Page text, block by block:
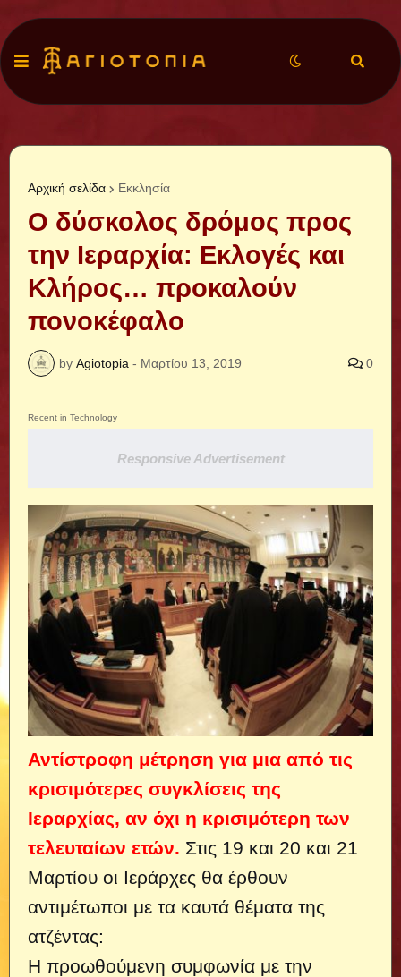
Αρχική σελίδα Εκκλησία
Ο δύσκολος δρόμος προς
την Ιεραρχία: Εκλογές και
Κλήρος… προκαλούν
πονοκέφαλο
by Agiotopia - Μαρτίου 13, 2019 0
Recent in Technology
Responsive Advertisement
Αντίστροφη μέτρηση για μια από τις
κρισιμότερες συγκλίσεις της
Ιεραρχίας, αν όχι η κρισιμότερη των
τελευταίων ετών. Στις 19 και 20 και 21
Μαρτίου οι Ιεράρχες θα έρθουν
αντιμέτωποι με τα καυτά θέματα της
ατζέντας:
Η προωθούμενη συμφωνία με την